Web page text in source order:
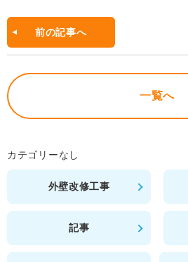
e
b
o
o
前の記事へ
一覧へ
カテゴリーなし
外壁改修工事
記事